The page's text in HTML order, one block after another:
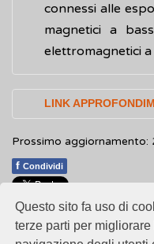
Questo sito fa uso di
terze parti per migliorare
connessi alle
magnetici a
elettromagnetici
LINK
World Health
Electromagnetic
Prossimo
f Condividi
1 1 1 1 1 Rating 1.80 (5